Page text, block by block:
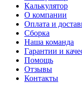
Калькулятор
О компании
Оплата и
Сборка
Наша команда
Гарантии и
Помощь
Отзывы
Контакты